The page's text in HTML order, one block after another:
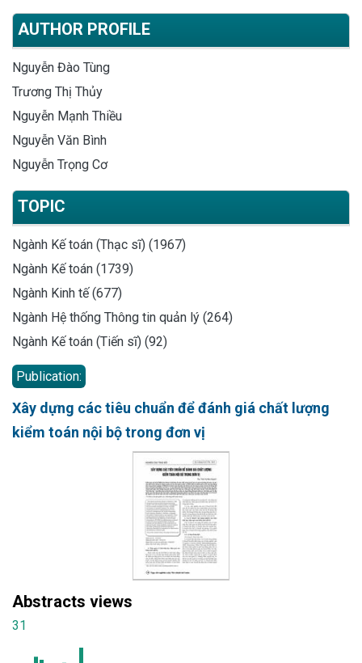
AUTHOR PROFILE
Nguyễn Đào Tùng
Trương Thị Thủy
Nguyễn Mạnh Thiều
Nguyễn Văn Bình
Nguyễn Trọng Cơ
TOPIC
Ngành Kế toán (Thạc sĩ) (1967)
Ngành Kế toán (1739)
Ngành Kinh tế (677)
Ngành Hệ thống Thông tin quản lý (264)
Ngành Kế toán (Tiến sĩ) (92)
Publication:
Xây dựng các tiêu chuẩn để đánh giá chất lượng
kiểm toán nội bộ trong đơn vị
Abstracts views
31